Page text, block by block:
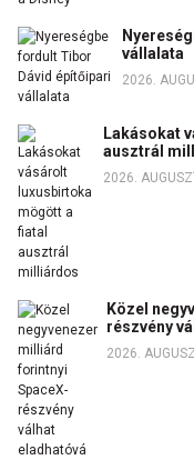
vállalata
2026.
Lakásokat
ausztrál
2026.
Közel
részvény
2026.